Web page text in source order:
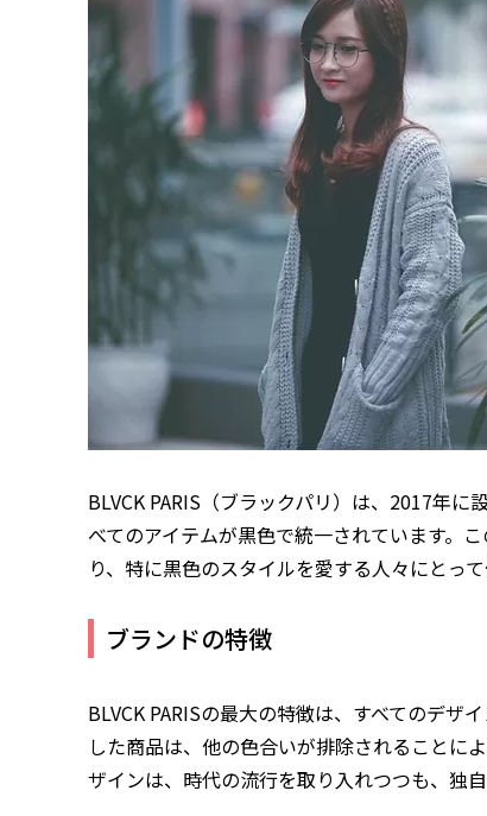
BLVCK PARIS（ブラックパリ）は、2017年
べてのアイテムが黒色で統一されています。
り、特に黒色のスタイルを愛する人々にとっ
ブランドの特徴
BLVCK PARISの最大の特徴は、すべてのデザ
した商品は、他の色合いが排除されることに
ザインは、時代の流行を取り入れつつも、独